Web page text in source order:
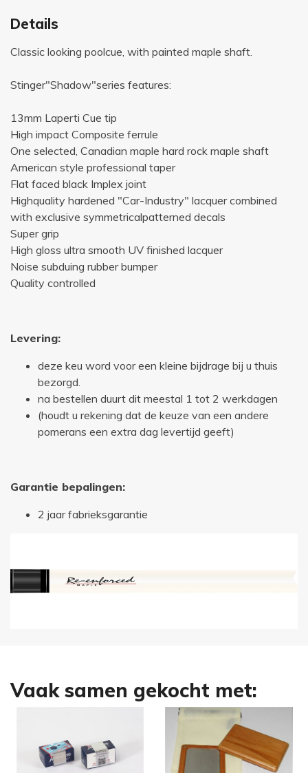
Details
Classic looking poolcue, with painted maple shaft.
Stinger"Shadow"series features:
13mm Laperti Cue tip
High impact Composite ferrule
One selected, Canadian maple hard rock maple shaft
American style professional taper
Flat faced black Implex joint
Highquality hardened "Car-Industry" lacquer combined
with exclusive symmetricalpatterned decals
Super grip
High gloss ultra smooth UV finished lacquer
Noise subduing rubber bumper
Quality controlled
Levering:
deze keu word voor een kleine bijdrage bij u thuis
bezorgd.
na bestellen duurt dit meestal 1 tot 2 werkdagen
(houdt u rekening dat de keuze van een andere
pomerans een extra dag levertijd geeft)
Garantie bepalingen:
2 jaar fabrieksgarantie
Vaak samen gekocht met: